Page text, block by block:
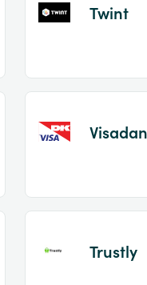
Twint
Trustly